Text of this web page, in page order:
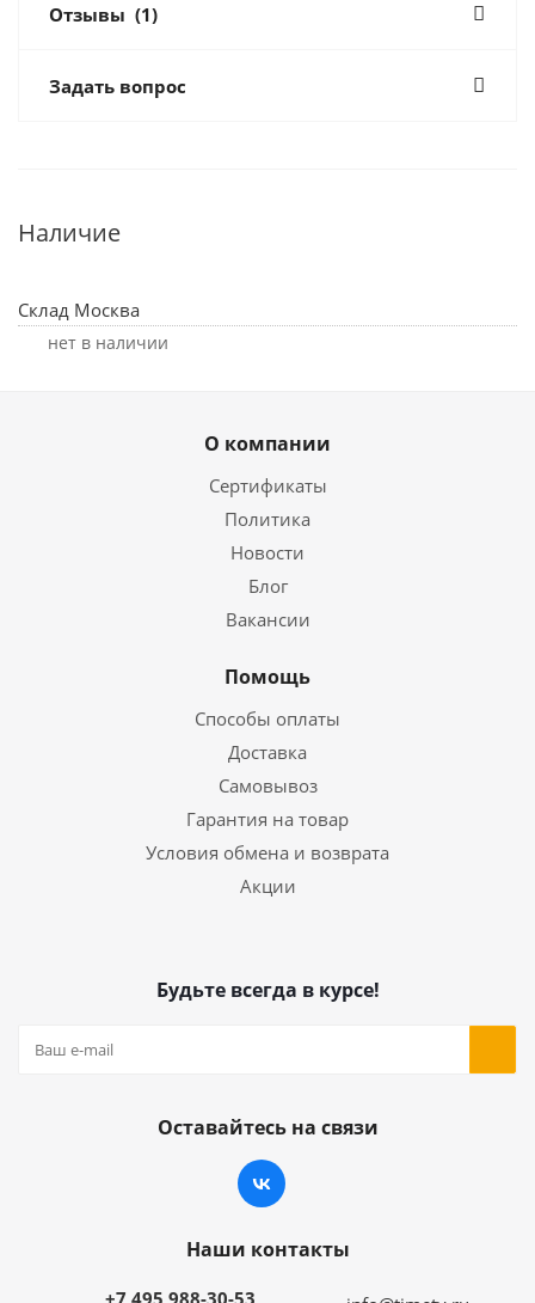
Отзывы (1)
Задать вопрос
Наличие
Склад Москва
Нет в наличии
О компании
Сертификаты
Политика
Новости
Блог
Вакансии
Помощь
Способы оплаты
Доставка
Самовывоз
Гарантия на товар
Условия обмена и возврата
Акции
Будьте всегда в курсе!
Оставайтесь на связи
Наши контакты
+7 495 988-30-53